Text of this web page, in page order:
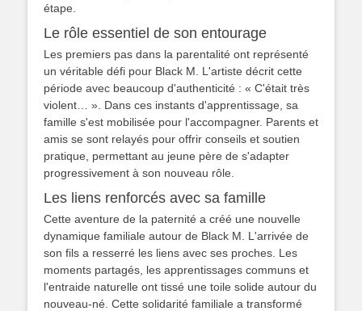
étape.
Le rôle essentiel de son entourage
Les premiers pas dans la parentalité ont représenté
un véritable défi pour Black M. L'artiste décrit cette
période avec beaucoup d'authenticité : « C'était très
violent… ». Dans ces instants d'apprentissage, sa
famille s'est mobilisée pour l'accompagner. Parents et
amis se sont relayés pour offrir conseils et soutien
pratique, permettant au jeune père de s'adapter
progressivement à son nouveau rôle.
Les liens renforcés avec sa famille
Cette aventure de la paternité a créé une nouvelle
dynamique familiale autour de Black M. L'arrivée de
son fils a resserré les liens avec ses proches. Les
moments partagés, les apprentissages communs et
l'entraide naturelle ont tissé une toile solide autour du
nouveau-né. Cette solidarité familiale a transformé